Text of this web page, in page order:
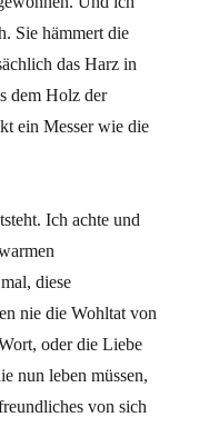
Sie hämmert die
das Harz in
dem Holz der
ein Messer wie die
Ich achte und
diese
nie die Wohltat von
oder die Liebe
nun leben müssen,
von sich